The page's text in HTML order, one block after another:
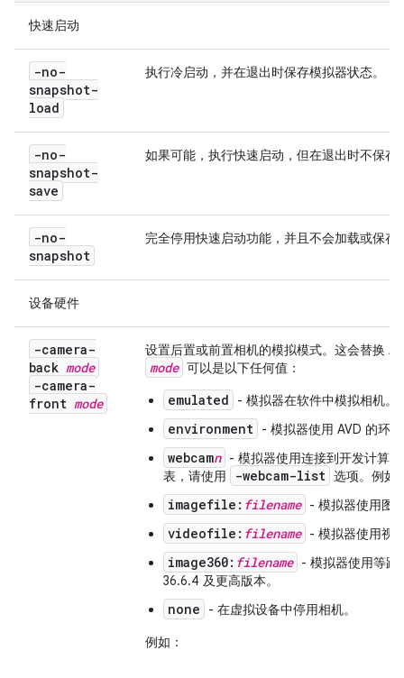
快速启动
-no-
snapshot-
load
执行冷启动，并在退出时保存模拟器状态。
-no-
snapshot-
save
如果可能，执行快速启动，但在退出时不保存
-no-
snapshot
完全停用快速启动功能，并且不会加载或保存
设备硬件
-camera-
back mode
-camera-
front mode
设置后置或前置相机的模拟模式。这会替换
mode 可以是以下任何值：
emulated - 模拟器在软件中模拟相机。
environment - 模拟器使用 AVD 的环
webcamn - 模拟器使用连接到开发计算
表，请使用
-webcam-list 选项。例如
imagefile: filename - 模拟器使用图
videofile: filename - 模拟器使用视
image360: filename - 模拟器使用等距
36.6.4 及更高版本。
none
- 在虚拟设备中停用相机。
例如：